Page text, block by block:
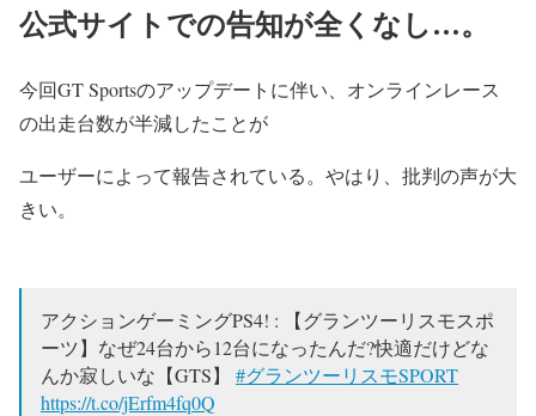
公式サイトでの告知が全くなし…。
今回GT Sportsのアップデートに伴い、オンラインレース
の出走台数が半減したことが
ユーザーによって報告されている。やはり、批判の声が大
きい。
アクションゲーミングPS4! : 【グランツーリスモスポ
ーツ】なぜ24台から12台になったんだ?快適だけどな
んか寂しいな【GTS】 #グランツーリスモSPORT
https://t.co/jErfm4fq0Q